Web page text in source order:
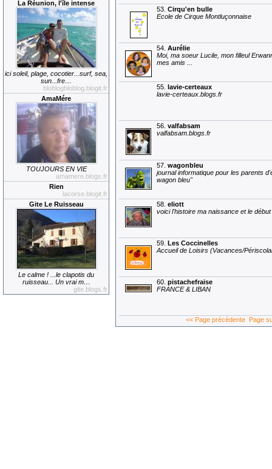
La Réunion, l'île intense
ici soleil, plage, cocotier...surf, sea,
sun...fre…
bloblogbloblog.blogit.fr
AmaMére
TOUJOURS EN VIE
amamere.blogs.fr
Rien
lacorse.blogit.fr
Gite Le Ruisseau
Le calme ! ...le clapotis du
ruisseau... Un vrai m…
gite.blogs.fr
53. Cirqu'en bulle
Ecole de Cirque Montluçonnaise
54. Aurélie
Moi, ma soeur Lucile, mon filleul
mes amis ...
55. lavie-certeaux
lavie-certeaux.blogs.fr
56. valfabsam
valfabsam.blogs.fr
57. wagonbleu
journal informatique pour les parents
wagon bleu"
58. eliott
voici l'histoire ma naissance et le
59. Les Coccinelles
Accueil de Loisirs (Vacances/
60. pistachefraise
FRANCE & LIBAN
<< Page précédente Page